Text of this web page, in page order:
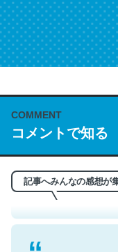
COMMENT
コメントで知る
記事へみんなの感想が
これは名文。彼はと
う。英語少しでも読
れ好き。Let’s
─今のこの状況が信じら